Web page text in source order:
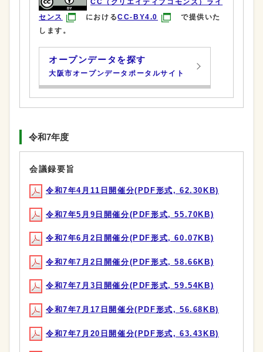
CC（クリエイティブコモンズ）ライ
センス
におけるCC-BY4.0
で提供いた
します。
オープンデータを探す
大阪市オープンデータポータルサイト
令和7年度
会議録要旨
令和7年4月11日開催分(PDF形式, 62.30KB)
令和7年5月9日開催分(PDF形式, 55.70KB)
令和7年6月2日開催分(PDF形式, 60.07KB)
令和7年7月2日開催分(PDF形式, 58.66KB)
令和7年7月3日開催分(PDF形式, 59.54KB)
令和7年7月17日開催分(PDF形式, 56.68KB)
令和7年7月20日開催分(PDF形式, 63.43KB)